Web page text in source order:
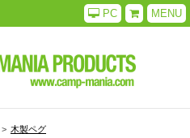
MENU
PC
> 木製ペグ